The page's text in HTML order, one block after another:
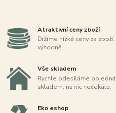
Atraktivní ceny zboží
Držíme nízké ceny za
výhodně.
Vše skladem
Rychle odesíláme
skladem, na nic nečekáte.
Eko eshop